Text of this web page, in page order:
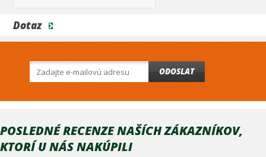
Dotaz
ODOSLAT
POSLEDNÉ RECENZE NAŠÍCH ZÁKAZNÍKOV,
KTORÍ U NÁS NAKÚPILI